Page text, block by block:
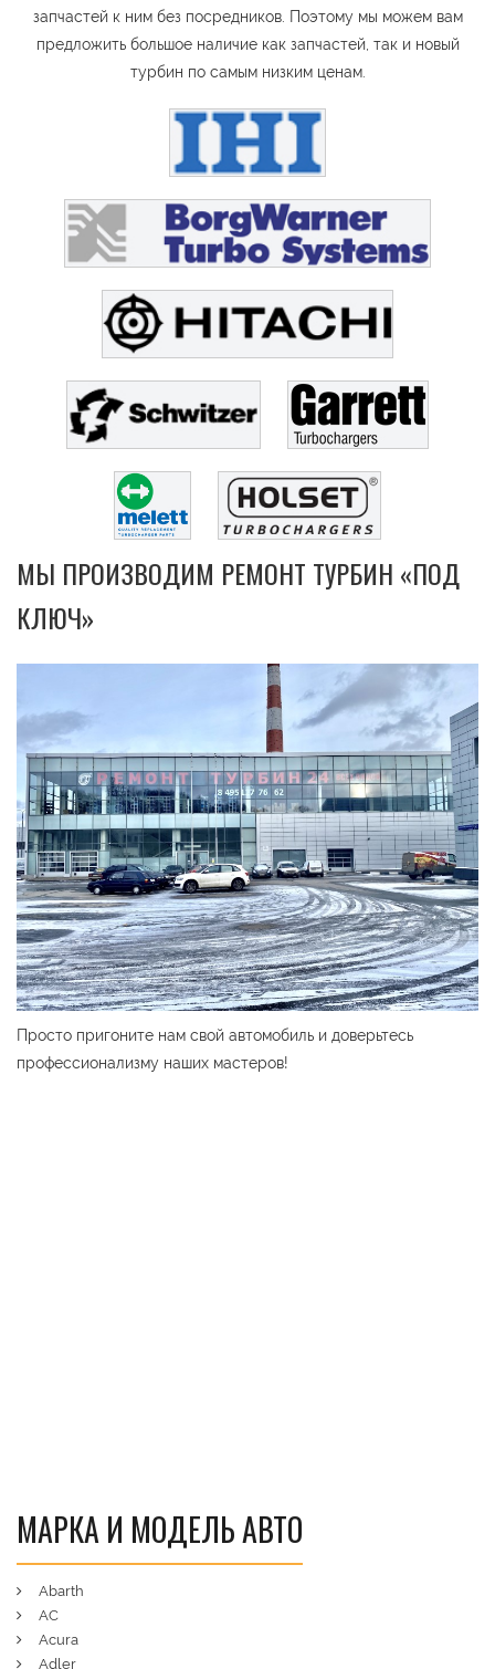
запчастей к ним без посредников. Поэтому мы можем вам
предложить большое наличие как запчастей, так и новый
турбин по самым низким ценам.
МЫ ПРОИЗВОДИМ РЕМОНТ ТУРБИН «ПОД
КЛЮЧ»
Просто пригоните нам свой автомобиль и доверьтесь
профессионализму наших мастеров!
МАРКА И МОДЕЛЬ АВТО
Abarth
AC
Acura
Adler